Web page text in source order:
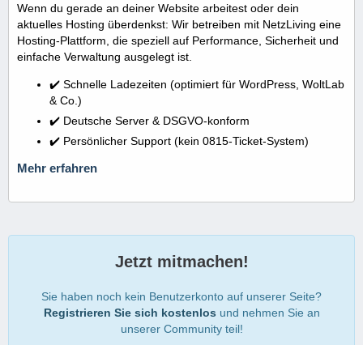
Wenn du gerade an deiner Website arbeitest oder dein
aktuelles Hosting überdenkst: Wir betreiben mit NetzLiving eine
Hosting-Plattform, die speziell auf Performance, Sicherheit und
einfache Verwaltung ausgelegt ist.
✔️ Schnelle Ladezeiten (optimiert für WordPress, WoltLab
& Co.)
✔️ Deutsche Server & DSGVO-konform
✔️ Persönlicher Support (kein 0815-Ticket-System)
Mehr erfahren
Jetzt mitmachen!
Sie haben noch kein Benutzerkonto auf unserer Seite?
Registrieren Sie sich kostenlos und nehmen Sie an
unserer Community teil!